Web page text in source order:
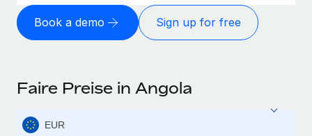
Book a demo Sign up for free
Faire Preise in Angola
EUR